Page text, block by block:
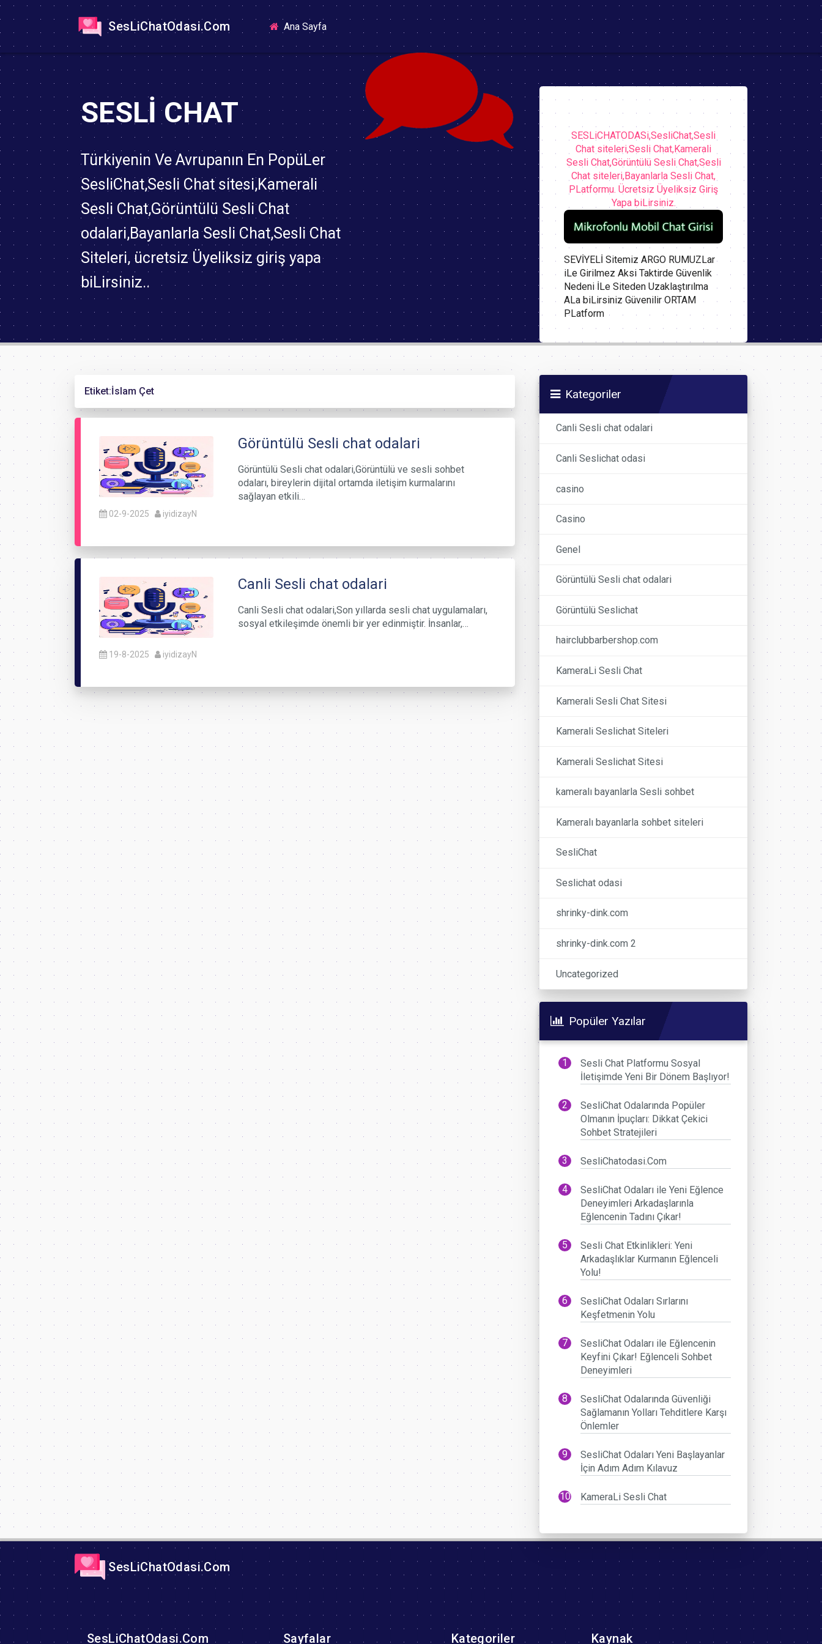
SesLiChatOdasi.Com Ana Sayfa(current)
SESLI CHAT
Türkiyenin Ve Avrupanın En PopüLer
SesliChat,Sesli Chat sitesi,Kamerali
Sesli Chat,Görüntülü Sesli Chat
odalari,Bayanlarla Sesli Chat,Sesli Chat
Siteleri, ücretsiz Üyeliksiz giriş yapa
biLirsiniz..
SESLiCHATODASi,SesliChat,Sesli
Chat siteleri,Sesli Chat,Kamerali
Sesli Chat,Görüntülü Sesli Chat,Sesli
Chat siteleri,Bayanlarla Sesli Chat,
PLatformu. Ücretsiz Üyeliksiz Giriş
Yapa biLirsiniz.
SEVİYELİ Sitemiz ARGO RUMUZLar
iLe Girilmez Aksi Taktirde Güvenlik
Nedeni İLe Siteden Uzaklaştırılma
ALa biLirsiniz Güvenilir ORTAM
PLatform
Etiket:İslam Çet
02-9-2025 iyidizayN
Görüntülü Sesli chat odalari
Görüntülü Sesli chat odalari,Görüntülü ve sesli sohbet
odaları, bireylerin dijital ortamda iletişim kurmalarını
sağlayan etkili…
19-8-2025 iyidizayN
Canli Sesli chat odalari
Canli Sesli chat odalari,Son yıllarda sesli chat uygulamaları,
sosyal etkileşimde önemli bir yer edinmiştir. İnsanlar,…
Kategoriler
Canli Sesli chat odalari
Canli Seslichat odasi
casino
Casino
Genel
Görüntülü Sesli chat odalari
Görüntülü Seslichat
hairclubbarbershop.com
KameraLi Sesli Chat
Kamerali Sesli Chat Sitesi
Kamerali Seslichat Siteleri
Kamerali Seslichat Sitesi
kameralı bayanlarla Sesli sohbet
Kameralı bayanlarla sohbet siteleri
SesliChat
Seslichat odasi
shrinky-dink.com
shrinky-dink.com 2
Uncategorized
Popüler Yazılar
Sesli Chat Platformu Sosyal
İletişimde Yeni Bir Dönem Başlıyor!
SesliChat Odalarında Popüler
Olmanın İpuçları: Dikkat Çekici
Sohbet Stratejileri
SesliChatodasi.Com
SesliChat Odaları ile Yeni Eğlence
Deneyimleri Arkadaşlarınla
Eğlencenin Tadını Çıkar!
Sesli Chat Etkinlikleri: Yeni
Arkadaşlıklar Kurmanın Eğlenceli
Yolu!
SesliChat Odaları Sırlarını
Keşfetmenin Yolu
SesliChat Odaları ile Eğlencenin
Keyfini Çıkar! Eğlenceli Sohbet
Deneyimleri
SesliChat Odalarında Güvenliği
Sağlamanın Yolları Tehditlere Karşı
Önlemler
SesliChat Odaları Yeni Başlayanlar
İçin Adım Adım Kılavuz
KameraLi Sesli Chat
SesLiChatOdasi.Com
SesLiChatOdasi.Com Sayfalar Kategoriler Kaynak